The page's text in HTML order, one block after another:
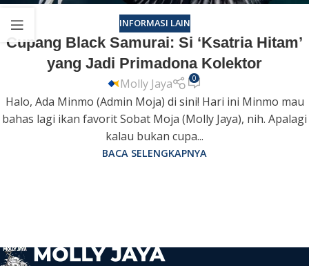
INFORMASI LAIN
Cupang Black Samurai: Si ‘Ksatria Hitam’
yang Jadi Primadona Kolektor
Molly Jaya 0
Halo, Ada Minmo (Admin Moja) di sini! Hari ini Minmo mau
bahas lagi ikan favorit Sobat Moja (Molly Jaya), nih. Apalagi
kalau bukan cupa...
BACA SELENGKAPNYA